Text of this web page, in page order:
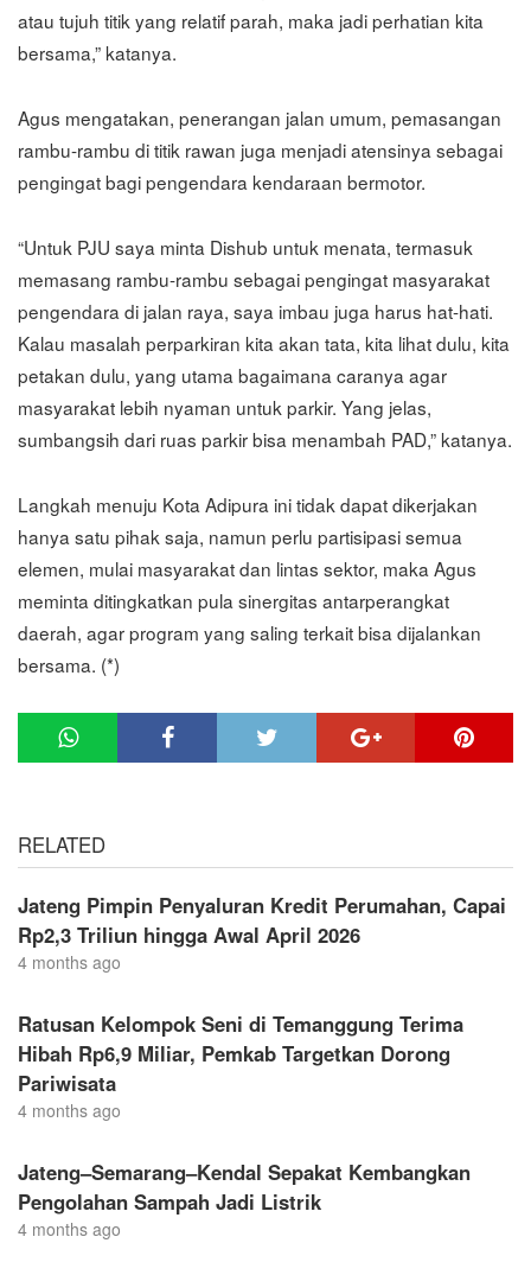
atau tujuh titik yang relatif parah, maka jadi perhatian kita
bersama,” katanya.
Agus mengatakan, penerangan jalan umum, pemasangan
rambu-rambu di titik rawan juga menjadi atensinya sebagai
pengingat bagi pengendara kendaraan bermotor.
“Untuk PJU saya minta Dishub untuk menata, termasuk
memasang rambu-rambu sebagai pengingat masyarakat
pengendara di jalan raya, saya imbau juga harus hat-hati.
Kalau masalah perparkiran kita akan tata, kita lihat dulu, kita
petakan dulu, yang utama bagaimana caranya agar
masyarakat lebih nyaman untuk parkir. Yang jelas,
sumbangsih dari ruas parkir bisa menambah PAD,” katanya.
Langkah menuju Kota Adipura ini tidak dapat dikerjakan
hanya satu pihak saja, namun perlu partisipasi semua
elemen, mulai masyarakat dan lintas sektor, maka Agus
meminta ditingkatkan pula sinergitas antarperangkat
daerah, agar program yang saling terkait bisa dijalankan
bersama. (*)
RELATED
Jateng Pimpin Penyaluran Kredit Perumahan, Capai
Rp2,3 Triliun hingga Awal April 2026
4 months ago
Ratusan Kelompok Seni di Temanggung Terima
Hibah Rp6,9 Miliar, Pemkab Targetkan Dorong
Pariwisata
4 months ago
Jateng–Semarang–Kendal Sepakat Kembangkan
Pengolahan Sampah Jadi Listrik
4 months ago